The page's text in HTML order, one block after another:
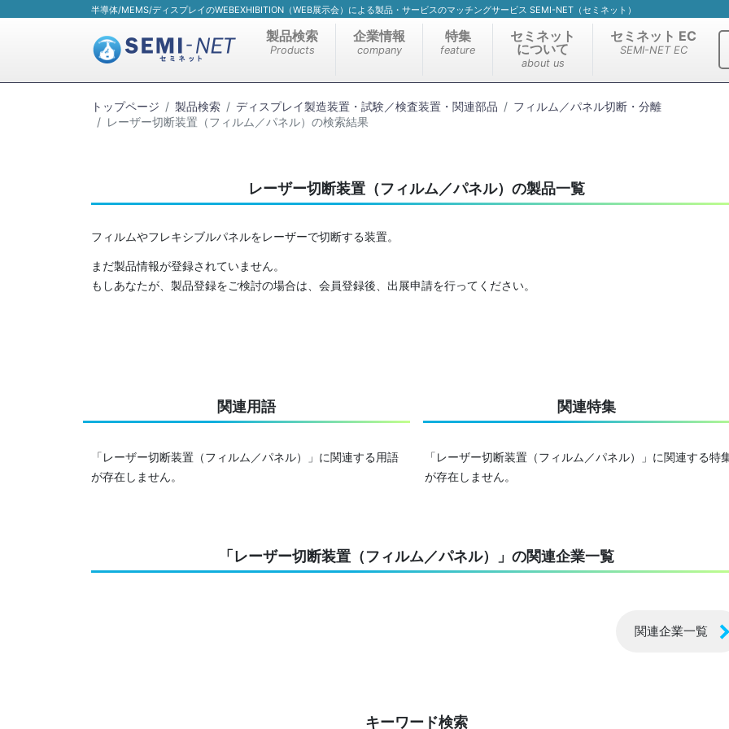
半導体/MEMS/ディスプレイのWEBEXHIBITION（WEB展示会）による製品・サービスのマッチングサービス SEMI-NET（セミネット）
製品検索
Products
企業情報
company
特集
feature
セミネット
について
about us
セミネット EC
SEMI-NET EC
トップページ 製品検索 ディスプレイ製造装置・試験／検査装置・関連部品
フィルム／パネル切断・分離
レーザー切断装置（フィルム／パネル）の検索結果
レーザー切断装置（フィルム／パネル）の製品一覧
フィルムやフレキシブルパネルをレーザーで切断する装置。
まだ製品情報が登録されていません。
もしあなたが、製品登録をご検討の場合は、会員登録後、出展申請を行ってください。
関連用語 関連特集
「レーザー切断装置（フィルム／パネル）」に関連する用語
が存在しません。
「レーザー切断装置（フィルム／パネル）」に関連する特
が存在しません。
「レーザー切断装置（フィルム／パネル）」の関連企業一覧
関連企業一覧
キーワード検索